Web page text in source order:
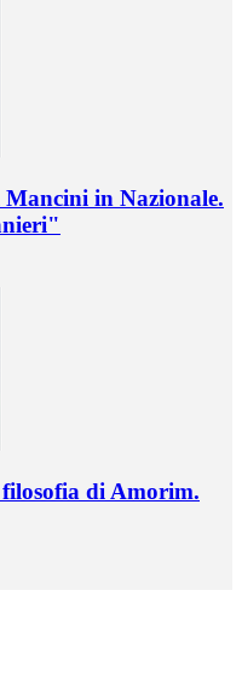
in Nazionale.
di Amorim.